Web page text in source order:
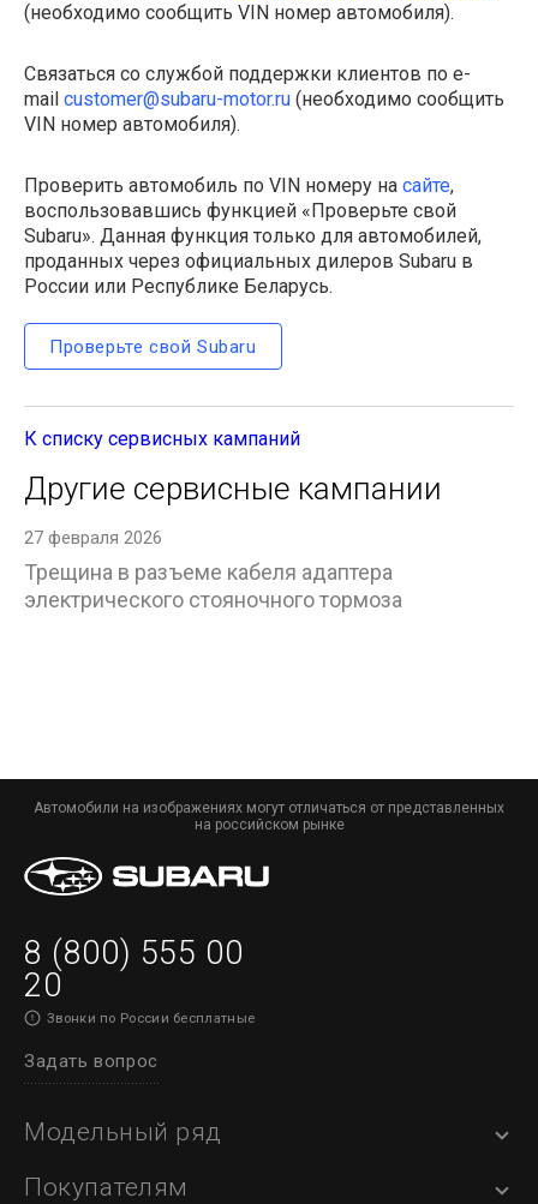
(необходимо сообщить VIN номер автомобиля).
Связаться со службой поддержки клиентов по e-
mail customer@subaru-motor.ru (необходимо сообщить
VIN номер автомобиля).
Проверить автомобиль по VIN номеру на сайте,
воспользовавшись функцией «Проверьте свой
Subaru». Данная функция только для автомобилей,
проданных через официальных дилеров Subaru в
России или Республике Беларусь.
Проверьте свой Subaru
К списку сервисных кампаний
Другие сервисные кампании
27 февраля 2026
Трещина в разъеме кабеля адаптера
электрического стояночного тормоза
Автомобили на изображениях могут отличаться от представленных
на российском рынке
8 (800) 555 00
20
Звонки по России бесплатные
Задать вопрос
Модельный ряд
Покупателям